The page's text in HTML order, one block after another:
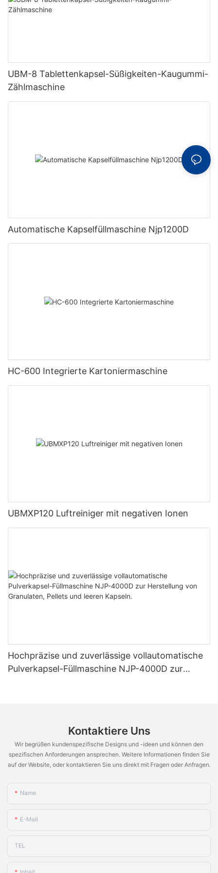
UBM-8 Tablettenkapsel-Süßigkeiten-Kaugummi-
Zählmaschine
Automatische Kapselfüllmaschine Njp1200D
HC-600 Integrierte Kartoniermaschine
UBMXP120 Luftreiniger mit negativen Ionen
Hochpräzise und zuverlässige vollautomatische
Pulverkapsel-Füllmaschine NJP-4000D zur
Kontaktiere Uns
Wir begrüßen kundenspezifische Designs und -ideen und können den
spezifischen Anforderungen ansprechen. Weitere Informationen finden Sie
auf der Website, oder kontaktieren Sie uns direkt mit Fragen oder Anfragen.
Name
E-Mail
TEL